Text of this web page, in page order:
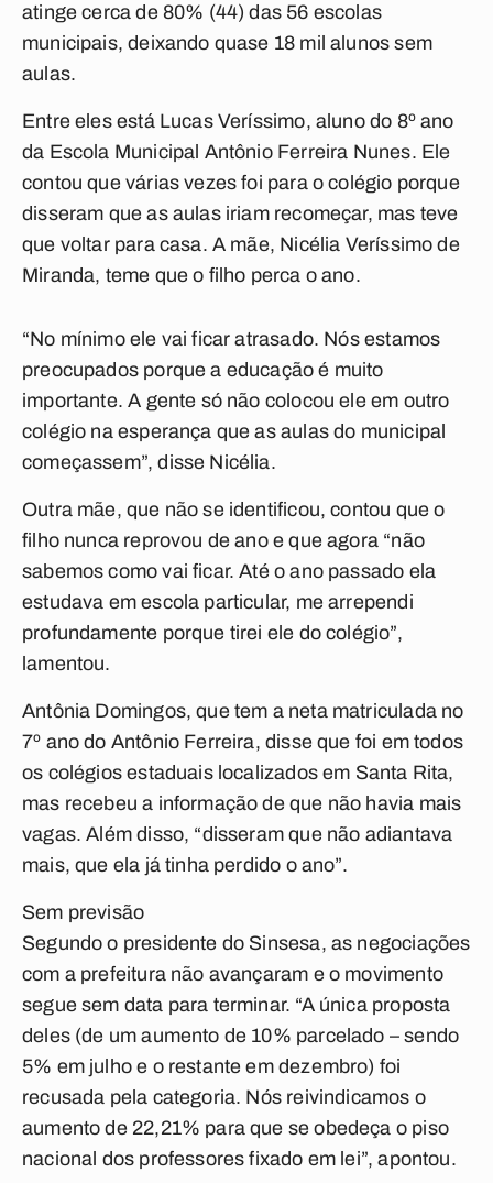
atinge cerca de 80% (44) das 56 escolas
municipais, deixando quase 18 mil alunos sem
aulas.
Entre eles está Lucas Veríssimo, aluno do 8º ano
da Escola Municipal Antônio Ferreira Nunes. Ele
contou que várias vezes foi para o colégio porque
disseram que as aulas iriam recomeçar, mas teve
que voltar para casa. A mãe, Nicélia Veríssimo de
Miranda, teme que o filho perca o ano.
“No mínimo ele vai ficar atrasado. Nós estamos
preocupados porque a educação é muito
importante. A gente só não colocou ele em outro
colégio na esperança que as aulas do municipal
começassem”, disse Nicélia.
Outra mãe, que não se identificou, contou que o
filho nunca reprovou de ano e que agora “não
sabemos como vai ficar. Até o ano passado ela
estudava em escola particular, me arrependi
profundamente porque tirei ele do colégio”,
lamentou.
Antônia Domingos, que tem a neta matriculada no
7º ano do Antônio Ferreira, disse que foi em todos
os colégios estaduais localizados em Santa Rita,
mas recebeu a informação de que não havia mais
vagas. Além disso, “disseram que não adiantava
mais, que ela já tinha perdido o ano”.
Sem previsão
Segundo o presidente do Sinsesa, as negociações
com a prefeitura não avançaram e o movimento
segue sem data para terminar. “A única proposta
deles (de um aumento de 10% parcelado – sendo
5% em julho e o restante em dezembro) foi
recusada pela categoria. Nós reivindicamos o
aumento de 22,21% para que se obedeça o piso
nacional dos professores fixado em lei”, apontou.